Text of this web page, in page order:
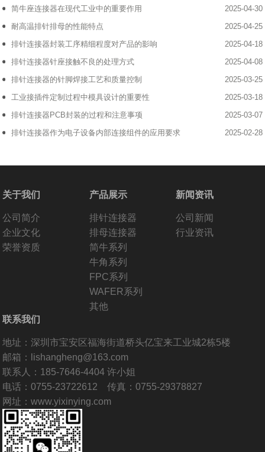
2025-04-30
简牛座连接器在现代工业中的重要作用
2025-04-25
耐高温排针排母的性能特点
2025-04-18
排针连接器封装工序精细程度对产品的影响
2025-04-08
排针连接器针座接触不良的处理方式
2025-03-25
排针连接器的针脚焊接工艺和质量控制
2025-03-18
工业接插件定制过程中模具设计的重要性
2025-03-07
排针连接器PCB封装的过程和注意事项
2025-02-28
排针连接器作为电子设备内部连接组件的应用要求
关于我们
公司简介
企业文化
荣誉资质
产品展示
排针连接器
排母连接器
简牛系列
牛角系列
FPC系列
WAFER系列
其他
新闻资讯
公司新闻
行业资讯
联系我们
地址：深圳市宝安区福海街道桥头亿宝来工业城2栋5楼
邮箱：lishangheng@163.com
联系人：185-7646-4404 许小姐
电话：0755-23722612 传真：0755-29378827
网址：www.yixinying.com